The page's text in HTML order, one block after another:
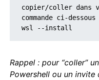
copier/coller dans
commande ci-dessous
wsl --install
Rappel : pour “coller”
Powershell ou un